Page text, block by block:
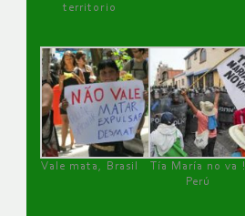
territorio
Vale mata, Brasil
Tía María no va !
Perú